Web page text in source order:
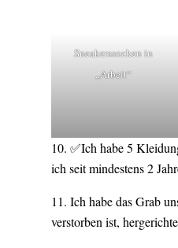
Sneakerssocken in
„Arbeit“
✅Ich habe 5
ich seit mindestens 2
Ich habe das Grab
verstorben ist,